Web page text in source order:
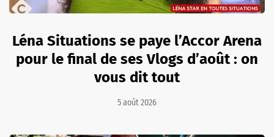
Léna Situations se paye l’Accor Arena
pour le final de ses Vlogs d’août : on
vous dit tout
5 août 2026